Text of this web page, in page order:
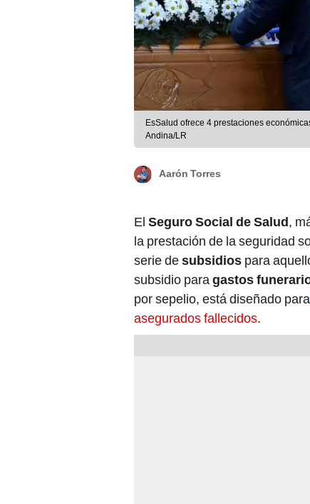
EsSalud ofrece 4 prestaciones
Andina/LR
Aarón Torres
El Seguro Social de Salud,
la prestación de la seguridad
serie desubsidios para
subsidio paragastos
por sepelio, está diseñado para
asegurados fallecidos.